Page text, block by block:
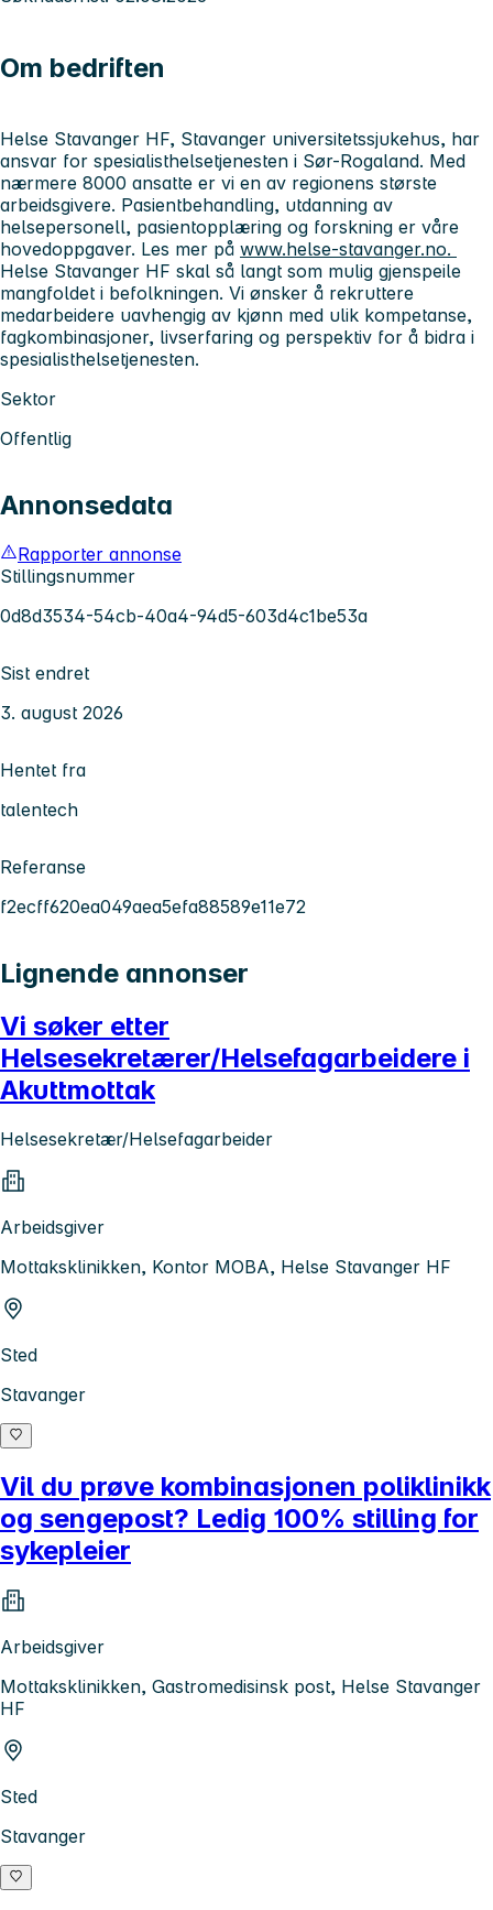
Om bedriften
Helse Stavanger HF, Stavanger universitetssjukehus, har
ansvar for spesialisthelsetjenesten i Sør-Rogaland. Med
nærmere 8000 ansatte er vi en av regionens største
arbeidsgivere. Pasientbehandling, utdanning av
helsepersonell, pasientopplæring og forskning er våre
hovedoppgaver. Les mer på www.helse-stavanger.no.
Helse Stavanger HF skal så langt som mulig gjenspeile
mangfoldet i befolkningen. Vi ønsker å rekruttere
medarbeidere uavhengig av kjønn med ulik kompetanse,
fagkombinasjoner, livserfaring og perspektiv for å bidra i
spesialisthelsetjenesten.
Sektor
Offentlig
Annonsedata
Rapporter annonse
Stillingsnummer
0d8d3534-54cb-40a4-94d5-603d4c1be53a
Sist endret
3. august 2026
Hentet fra
talentech
Referanse
f2ecff620ea049aea5efa88589e11e72
Lignende annonser
Vi søker etter
Helsesekretærer/Helsefagarbeidere i
Akuttmottak
Helsesekretær/Helsefagarbeider
Arbeidsgiver
Mottaksklinikken, Kontor MOBA, Helse Stavanger HF
Sted
Stavanger
Vil du prøve kombinasjonen poliklinikk
og sengepost? Ledig 100% stilling for
sykepleier
Arbeidsgiver
Mottaksklinikken, Gastromedisinsk post, Helse Stavanger
HF
Sted
Stavanger